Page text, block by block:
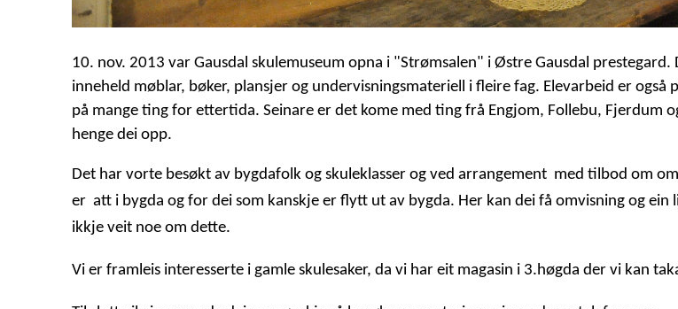
10. nov. 2013 var Gausdal skulemuseum opna i "Strømsalen" i Østre Gausdal
inneheld møblar, bøker, plansjer og undervisningsmateriell i fleire fag. Elevarbeid er
på mange ting for ettertida. Seinare er det kome med ting frå Engjom, Follebu, Fjerdum
henge dei opp.
Det har vorte besøkt av bygdafolk og skuleklasser og ved arrangement med tilbod om
er att i bygda og for dei som kanskje er flytt ut av bygda. Her kan dei få omvisning og
ikkje veit noe om dette.
Vi er framleis interesserte i gamle skulesaker, da vi har eit magasin i 3.høgda der vi kan